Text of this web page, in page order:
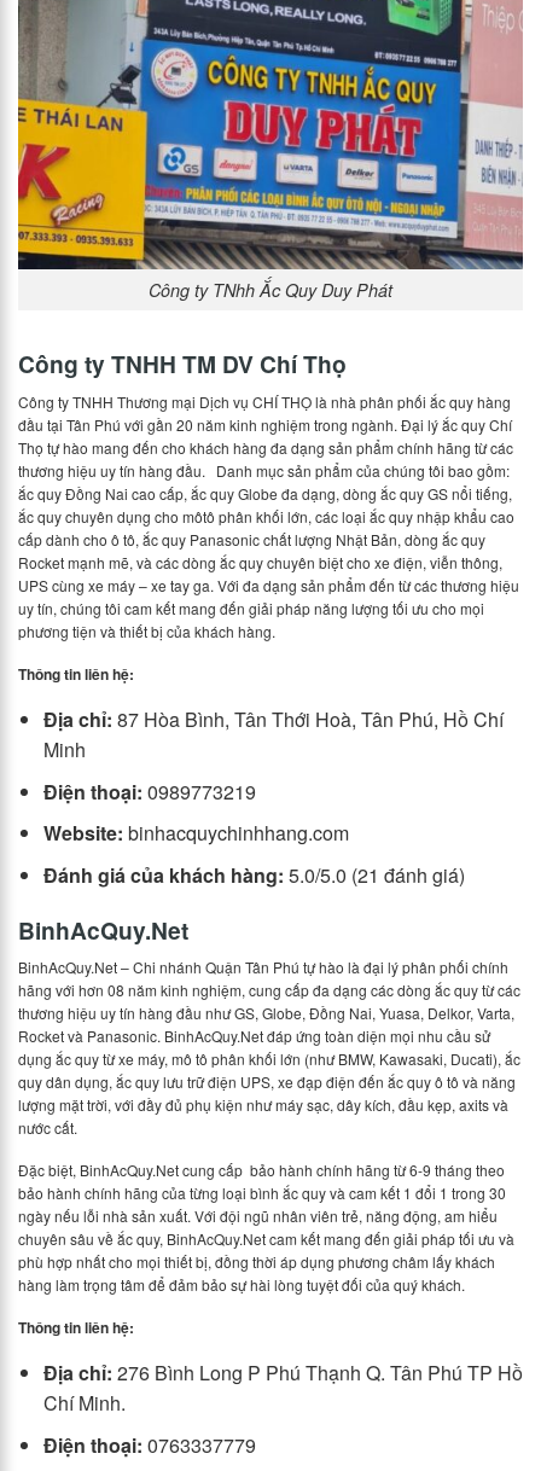
Công ty TNhh Ắc Quy Duy Phát
Công ty TNHH TM DV Chí Thọ
Công ty TNHH Thương mại Dịch vụ CHÍ THỌ là nhà phân phối ắc quy hàng
đầu tại Tân Phú với gần 20 năm kinh nghiệm trong ngành. Đại lý ắc quy Chí
Thọ tự hào mang đến cho khách hàng đa dạng sản phẩm chính hãng từ các
thương hiệu uy tín hàng đầu. Danh mục sản phẩm của chúng tôi bao gồm:
ắc quy Đồng Nai cao cấp, ắc quy Globe đa dạng, dòng ắc quy GS nổi tiếng,
ắc quy chuyên dụng cho môtô phân khối lớn, các loại ắc quy nhập khẩu cao
cấp dành cho ô tô, ắc quy Panasonic chất lượng Nhật Bản, dòng ắc quy
Rocket mạnh mẽ, và các dòng ắc quy chuyên biệt cho xe điện, viễn thông,
UPS cùng xe máy – xe tay ga. Với đa dạng sản phẩm đến từ các thương hiệu
uy tín, chúng tôi cam kết mang đến giải pháp năng lượng tối ưu cho mọi
phương tiện và thiết bị của khách hàng.
Thông tin liên hệ:
Địa chỉ: 87 Hòa Bình, Tân Thới Hoà, Tân Phú, Hồ Chí
Minh
Điện thoại: 0989773219
Website: binhacquychinhhang.com
Đánh giá của khách hàng: 5.0/5.0 (21 đánh giá)
BinhAcQuy.Net
BinhAcQuy.Net – Chi nhánh Quận Tân Phú tự hào là đại lý phân phối chính
hãng với hơn 08 năm kinh nghiệm, cung cấp đa dạng các dòng ắc quy từ các
thương hiệu uy tín hàng đầu như GS, Globe, Đồng Nai, Yuasa, Delkor, Varta,
Rocket và Panasonic. BinhAcQuy.Net đáp ứng toàn diện mọi nhu cầu sử
dụng ắc quy từ xe máy, mô tô phân khối lớn (như BMW, Kawasaki, Ducati), ắc
quy dân dụng, ắc quy lưu trữ điện UPS, xe đạp điện đến ắc quy ô tô và năng
lượng mặt trời, với đầy đủ phụ kiện như máy sạc, dây kích, đầu kẹp, axits và
nước cất.
Đặc biệt, BinhAcQuy.Net cung cấp bảo hành chính hãng từ 6-9 tháng theo
bảo hành chính hãng của từng loại bình ắc quy và cam kết 1 đổi 1 trong 30
ngày nếu lỗi nhà sản xuất. Với đội ngũ nhân viên trẻ, năng động, am hiểu
chuyên sâu về ắc quy, BinhAcQuy.Net cam kết mang đến giải pháp tối ưu và
phù hợp nhất cho mọi thiết bị, đồng thời áp dụng phương châm lấy khách
hàng làm trọng tâm để đảm bảo sự hài lòng tuyệt đối của quý khách.
Thông tin liên hệ:
Địa chỉ: 276 Bình Long P Phú Thạnh Q. Tân Phú TP Hồ
Chí Minh.
Điện thoại: 0763337779